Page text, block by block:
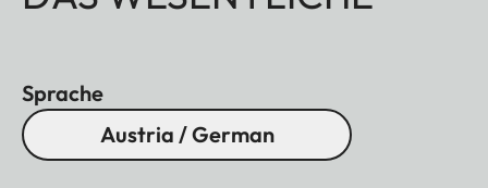
Sprache
Austria / German